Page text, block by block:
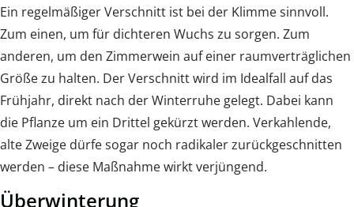
Ein regelmäßiger Verschnitt ist bei der Klimme sinnvoll.
Zum einen, um für dichteren Wuchs zu sorgen. Zum
anderen, um den Zimmerwein auf einer raumverträglichen
Größe zu halten. Der Verschnitt wird im Idealfall auf das
Frühjahr, direkt nach der Winterruhe gelegt. Dabei kann
die Pflanze um ein Drittel gekürzt werden. Verkahlende,
alte Zweige dürfe sogar noch radikaler zurückgeschnitten
werden – diese Maßnahme wirkt verjüngend.
Überwinterung